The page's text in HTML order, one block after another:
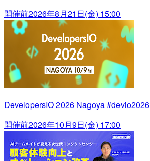
開催前2026年8月21日(金) 15:00
DevelopersIO 2026 Nagoya #devio2026
開催前2026年10月9日(金) 17:00